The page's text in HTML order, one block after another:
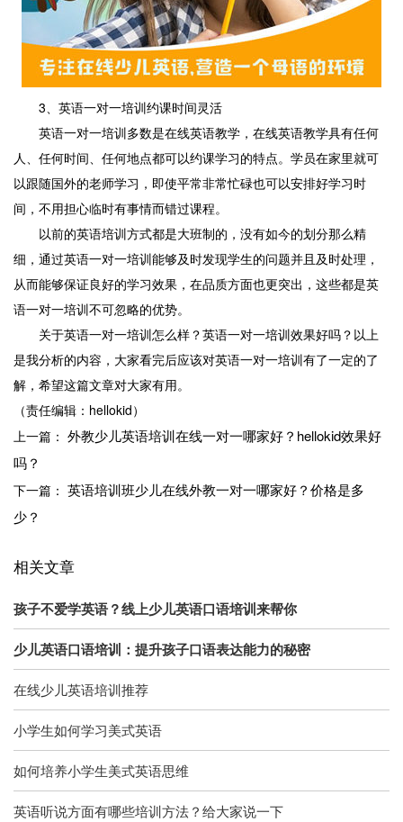
3、英语一对一培训约课时间灵活
英语一对一培训多数是在线英语教学，在线英语教学具有任何
人、任何时间、任何地点都可以约课学习的特点。学员在家里就可
以跟随国外的老师学习，即使平常非常忙碌也可以安排好学习时
间，不用担心临时有事情而错过课程。
以前的英语培训方式都是大班制的，没有如今的划分那么精
细，通过英语一对一培训能够及时发现学生的问题并且及时处理，
从而能够保证良好的学习效果，在品质方面也更突出，这些都是英
语一对一培训不可忽略的优势。
关于英语一对一培训怎么样？英语一对一培训效果好吗？以上
是我分析的内容，大家看完后应该对英语一对一培训有了一定的了
解，希望这篇文章对大家有用。
（责任编辑：hellokid）
上一篇： 外教少儿英语培训在线一对一哪家好？hellokid效果好
吗？
下一篇： 英语培训班少儿在线外教一对一哪家好？价格是多
少？
相关文章
孩子不爱学英语？线上少儿英语口语培训来帮你
少儿英语口语培训：提升孩子口语表达能力的秘密
在线少儿英语培训推荐
小学生如何学习美式英语
如何培养小学生美式英语思维
英语听说方面有哪些培训方法？给大家说一下